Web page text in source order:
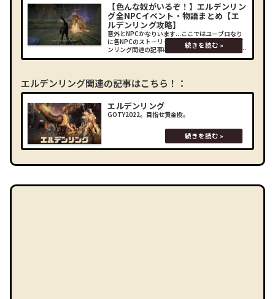
【色んな奴がいるぞ！】エルデンリン
グ全NPCイベント・物語まとめ【エ
ルデンリング攻略】
意外とNPCかなりいます...ここではユーブロなり
に各NPCのストーリーを追ってみました！エルデ
ンリング関連の記事はこちら！： (adsbygoogle
= window.adsbygoogle || []).push({});NPCイベ
エルデンリング関連の記事はこちら！：
エルデンリング
GOTY2022。目指せ黄金樹。